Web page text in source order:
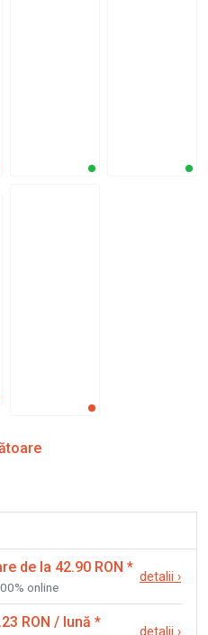
de la 42.90 RON *
online
detalii ›
RON / lună *